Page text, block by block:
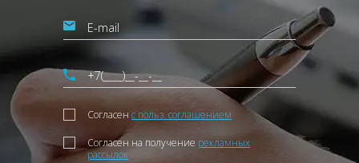
Согласен с польз. соглашением
Согласен на получение рекламных
рассылок